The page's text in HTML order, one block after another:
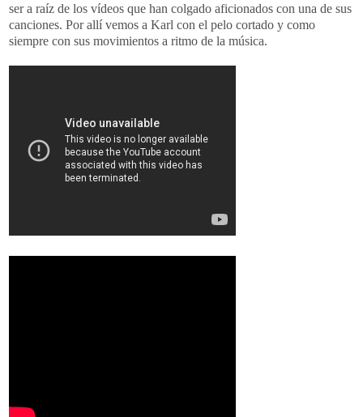
ser a raíz de los vídeos que han colgado aficionados con una de sus
canciones. Por allí vemos a Karl con el pelo cortado y como
siempre con sus movimientos a ritmo de la música.